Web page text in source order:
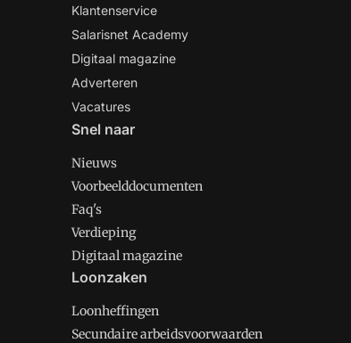
Klantenservice
Salarisnet Academy
Digitaal magazine
Adverteren
Vacatures
Snel naar
Nieuws
Voorbeelddocumenten
Faq's
Verdieping
Digitaal magazine
Loonzaken
Loonheffingen
Secundaire arbeidsvoorwaarden